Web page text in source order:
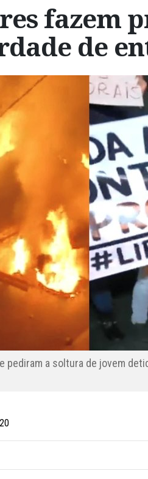
fazem
de
pediram a soltura de jovem